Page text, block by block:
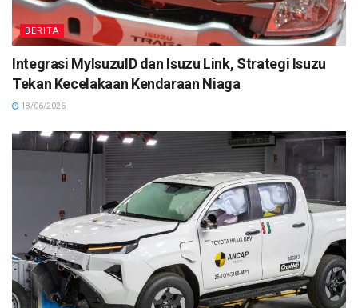
BERITA
Integrasi MyIsuzuID dan Isuzu Link, Strategi Isuzu
Tekan Kecelakaan Kendaraan Niaga
18/06/2026